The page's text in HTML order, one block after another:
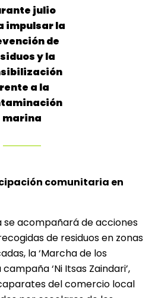
julio
impulsar la
de
y la
a la
marina
comunitaria en
se acompañará de acciones
de residuos en zonas
la ‘Marcha de los
‘Ni Itsas Zaindari’,
del comercio local